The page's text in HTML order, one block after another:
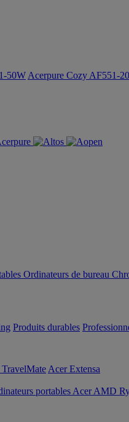
50W Acerpure Cozy AF551-
Ordinateurs de bureau
Produits durables
Acer Extensa
portables Acer AMD